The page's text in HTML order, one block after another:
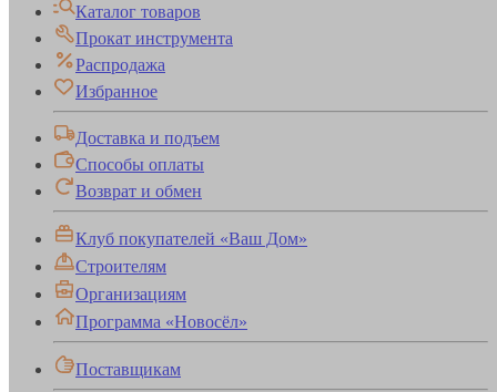
Каталог товаров
Прокат инструмента
Распродажа
Избранное
Доставка и подъем
Способы оплаты
Возврат и обмен
Клуб покупателей «Ваш Дом»
Строителям
Организациям
Программа «Новосёл»
Поставщикам